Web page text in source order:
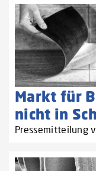
Markt für
nicht in
Pressemitteilung